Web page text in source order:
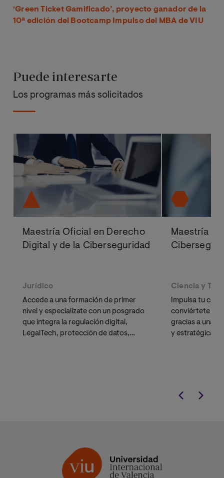
‘Green Ticket Gamificado’, proyecto ganador de la
10ª edición del Bootcamp Impulso del MBA de VIU
Puede interesarte
Los programas más solicitados
Maestría Oficial en Derecho
Digital y de la Ciberseguridad
Jurídico
Accede a una formación de primer
nivel y especialízate con un posgrado
que integra la regulación digital,
LegalTech, protección de datos,
Maestría
Ciencia y
Impulsa tu
conviértete en
gracias a una
y estratégica.